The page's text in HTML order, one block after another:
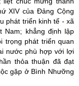
XIV của Đảng Cộng
phát triển kinh tế - xã
Nam; khẳng định lập
trọng phát triển quan
nước phù hợp với lợi
thỏa thuận đã đạt
gặp ở Bình Nhưỡng